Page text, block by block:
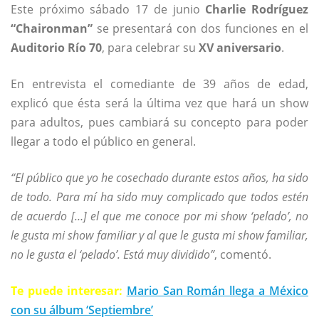
Este próximo sábado 17 de junio Charlie Rodríguez
“Chaironman” se presentará con dos funciones en el
Auditorio Río 70, para celebrar su XV aniversario.
En entrevista el comediante de 39 años de edad,
explicó que ésta será la última vez que hará un show
para adultos, pues cambiará su concepto para poder
llegar a todo el público en general.
“El público que yo he cosechado durante estos años, ha sido
de todo. Para mí ha sido muy complicado que todos estén
de acuerdo […] el que me conoce por mi show ‘pelado’, no
le gusta mi show familiar y al que le gusta mi show familiar,
no le gusta el ‘pelado’. Está muy dividido”, comentó.
Te puede interesar: Mario San Román llega a México
con su álbum ‘Septiembre’